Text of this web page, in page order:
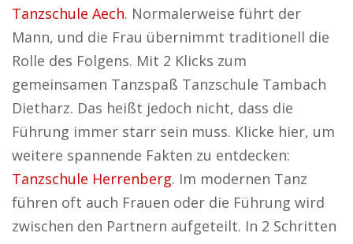
Tanzschule Aech. Normalerweise führt der
Mann, und die Frau übernimmt traditionell die
Rolle des Folgens. Mit 2 Klicks zum
gemeinsamen Tanzspaß Tanzschule Tambach
Dietharz. Das heißt jedoch nicht, dass die
Führung immer starr sein muss. Klicke hier, um
weitere spannende Fakten zu entdecken:
Tanzschule Herrenberg. Im modernen Tanz
führen oft auch Frauen oder die Führung wird
zwischen den Partnern aufgeteilt. In 2 Schritten